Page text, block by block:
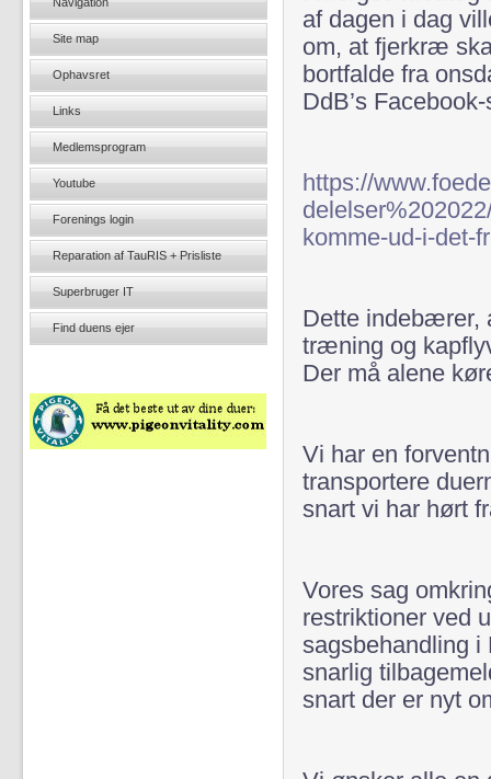
af dagen i dag
om, at fjerkræ
bortfalde fra
DdB’s
https://
komme-ud-i-det-
Dette indebærer,
træning og
Der må alene
Vi har en
transportere
snart vi har hørt
Vores sag
restriktioner ved
sagsbehandling i
snarlig
snart der er nyt
Site map
Ophavsret
Links
Medlemsprogram
Youtube
Forenings login
Reparation af TauRIS + Prisliste
Superbruger IT
Find duens ejer